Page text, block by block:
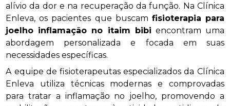
alívio da dor e na recuperação da função. Na Clínica
Enleva, os pacientes que buscam fisioterapia para
joelho inflamação no itaim bibi encontram uma
abordagem personalizada e focada em suas
necessidades específicas.
A equipe de fisioterapeutas especializados da Clínica
Enleva utiliza técnicas modernas e comprovadas
para tratar a inflamação no joelho, promovendo a